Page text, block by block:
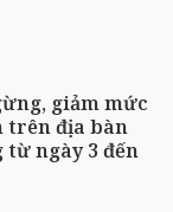
giảm mức
trên địa bàn
ngày 3 đến